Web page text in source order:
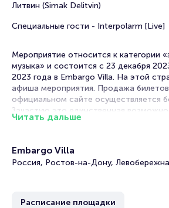
Литвин (Simak Delitvin)
Специальные гости - Interpolarm [Live]
Мероприятие относится к категории
музыка» и состоится с 23 декабря
2023 года в Embargo Villa. На этой
афиша мероприятия. Продажа
официальном сайте осуществляется
Зачастую это единственная
на вечеринку.
Portalbilet – удобный и надежный
места завершая оформлением его в
Читать дальше
Embargo Villa
Россия, Ростов-на-Дону,
Расписание площадки